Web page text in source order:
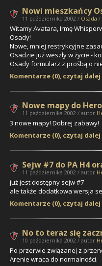
Nowi mieszkańcy
11 października 2002 / Osada /
WitamyAvatara, Irmę
Osady!
Nowe, mniej restrykcyjne
Osadzie już weszły w życie -
Osady formularz z prośbą o
Komentarze (0), czytaj dalej
Nowe mapy do
11 października 2002 / autor
3 nowe mapy! Dobrej zabawy!
Komentarze (0), czytaj dalej
Sejw #7 do PA H4
11 października 2002 / autor
już jest dostępny sejw #7
ale także dodatkowa wersja
Komentarze (0), czytaj dalej
No to teraz się
10 października 2002 / autor
Po przerwie związanej z
Arenie wraca do normalności.